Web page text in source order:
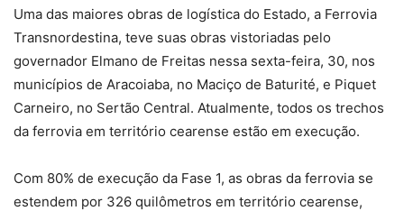
Uma das maiores obras de logística do Estado, a Ferrovia
Transnordestina, teve suas obras vistoriadas pelo
governador Elmano de Freitas nessa sexta-feira, 30, nos
municípios de Aracoiaba, no Maciço de Baturité, e Piquet
Carneiro, no Sertão Central. Atualmente, todos os trechos
da ferrovia em território cearense estão em execução.
Com 80% de execução da Fase 1, as obras da ferrovia se
estendem por 326 quilômetros em território cearense,